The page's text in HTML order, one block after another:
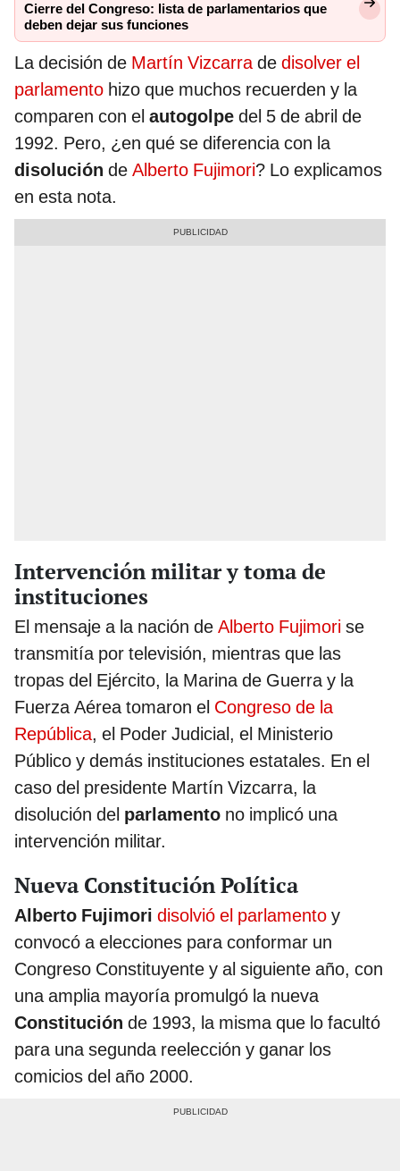
Cierre del Congreso: lista de parlamentarios que
deben dejar sus funciones
La decisión de Martín Vizcarrade disolver el
parlamento hizo que muchos recuerden y la
comparen con el autogolpe del 5 de abril de
1992. Pero, ¿en qué se diferencia con la
disolución de Alberto Fujimori? Lo explicamos
en esta nota.
Intervención militar y toma de
instituciones
El mensaje a la nación de Alberto Fujimori se
transmitía por televisión, mientras que las
tropas del Ejército, la Marina de Guerra y la
Fuerza Aérea tomaron el Congreso de la
República, el Poder Judicial, el Ministerio
Público y demás instituciones estatales. En el
caso del presidente Martín Vizcarra, la
disolución del parlamento no implicó una
intervención militar.
Nueva Constitución Política
Alberto Fujimori disolvió el parlamento y
convocó a elecciones para conformar un
Congreso Constituyente y al siguiente año, con
una amplia mayoría promulgó la nueva
Constitución de 1993, la misma que lo facultó
para una segunda reelección y ganar los
comicios del año 2000.